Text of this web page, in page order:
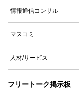
情報通信コンサル
マスコミ
人材/サービス
フリートーク掲示板